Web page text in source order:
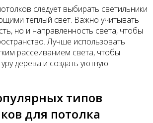
следует выбирать светильники
теплый свет. Важно учитывать
но и направленность света, чтобы
Лучше использовать
рассеиванием света, чтобы
дерева и создать уютную
типов
для потолка